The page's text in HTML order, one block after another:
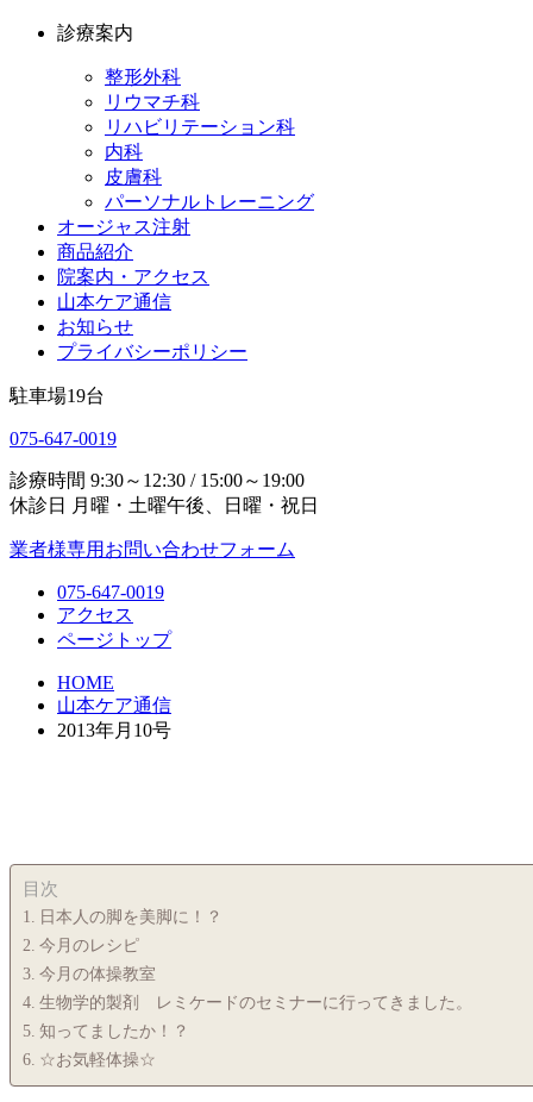
診療案内
整形外科
リウマチ科
リハビリテーション科
内科
皮膚科
パーソナルトレーニング
オージャス注射
商品紹介
院案内・アクセス
山本ケア通信
お知らせ
プライバシーポリシー
駐車場19台
075-647-0019
診療時間 9:30～12:30 / 15:00～19:00
休診日
月曜・土曜午後、日曜・祝日
業者様専用お問い合わせフォーム
075-647-0019
アクセス
ページトップ
HOME
山本ケア通信
2013年月10号
目次
日本人の脚を美脚に！？
今月のレシピ
今月の体操教室
生物学的製剤 レミケードのセミナーに行ってきました。
知ってましたか！？
☆お気軽体操☆